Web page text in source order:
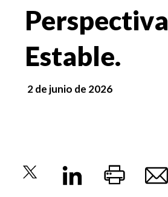
Perspectiva
Estable.
2 de junio de 2026